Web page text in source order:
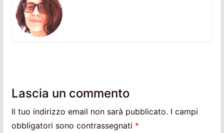
Lascia un commento
Il tuo indirizzo email non sarà pubblicato. I campi
obbligatori sono contrassegnati *